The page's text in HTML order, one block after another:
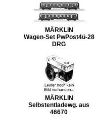
MÄRKLIN
Wagen-Set PwPost4ü-28
DRG
MÄRKLIN
Selbstentladewg. aus
46670